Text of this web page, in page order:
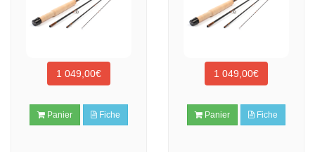
1 049,00€
Panier Fiche
1 049,00€
Panier Fiche